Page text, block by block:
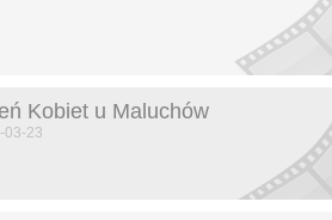
Kobiet u Maluchów
03-23